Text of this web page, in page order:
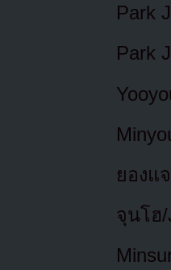
Park
Park
ยองแ
จุนโฮ/